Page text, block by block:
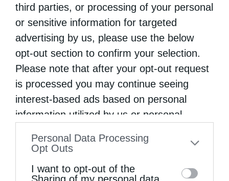
third parties, or processing of your personal
or sensitive information for targeted
advertising by us, please use the below
opt-out section to confirm your selection.
Please note that after your opt-out request
is processed you may continue seeing
interest-based ads based on personal
information utilized by us or personal
to your opt-out. You may separately opt-out
information by third parties on the IAB’s list
Personal Data Processing
Opt Outs
I want to opt-out of the
Sharing of my personal data.
Επόμενο άρθρο
Ο Νέος Επίσκοπος Σωζοπόλεως κ. Κυριακός
ΔΕΙΤΕ ΕΠΙΣΗΣ